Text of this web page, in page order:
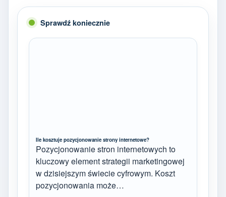
Sprawdź koniecznie
Ile kosztuje pozycjonowanie strony internetowe?
Pozycjonowanie stron internetowych to
kluczowy element strategii marketingowej
w dzisiejszym świecie cyfrowym. Koszt
pozycjonowania może…